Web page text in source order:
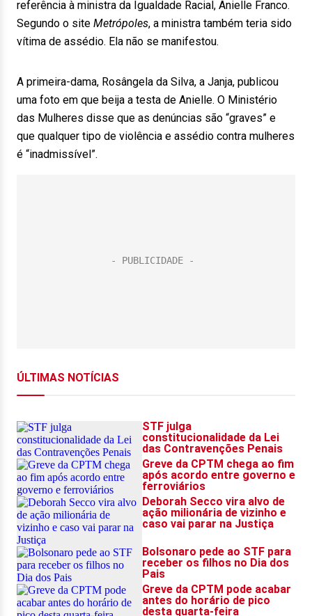
referência à ministra da Igualdade Racial, Anielle Franco.
Segundo o site Metrópoles, a ministra também teria sido
vítima de assédio. Ela não se manifestou.
A primeira-dama, Rosângela da Silva, a Janja, publicou
uma foto em que beija a testa de Anielle. O Ministério
das Mulheres disse que as denúncias são “graves” e
que qualquer tipo de violência e assédio contra mulheres
é “inadmissível”.